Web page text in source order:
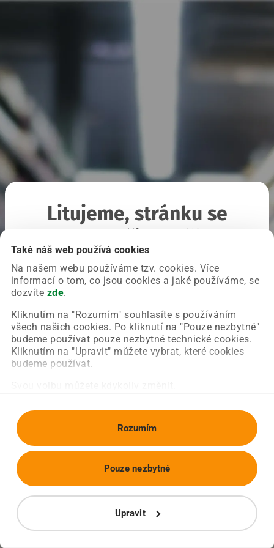
Také náš web používá cookies
Na našem webu používáme tzv. cookies. Více
informací o tom, co jsou cookies a jaké používáme, se
dozvíte zde.
Kliknutím na "Rozumím" souhlasíte s používáním
všech našich cookies. Po kliknutí na "Pouze nezbytné"
budeme používat pouze nezbytné technické cookies.
Kliknutím na "Upravit" můžete vybrat, které cookies
budeme používat.
Rozumím
Upravit
Pouze nezbytné
Litujeme, stránku se
Chyba nastala na naší straně a už ji opravujeme.
Zkuste prosím znovu načíst požadovanou stránku.
Obnovit stránku Úvodní strana